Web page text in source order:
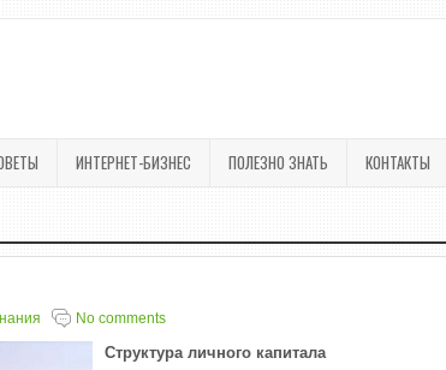
ИНТЕРНЕТ-БИЗНЕС ПОЛЕЗНО ЗНАТЬ КОНТАКТЫ
No comments
Структура личного капитала